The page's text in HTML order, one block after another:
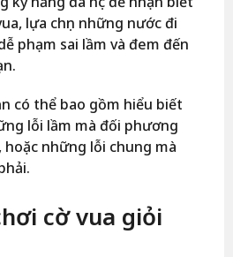
lựa chọn những nước đi
phạm sai lầm và đem đến
có thể bao gồm hiểu biết
lỗi lầm mà đối phương
những lỗi chung mà
cờ vua giỏi